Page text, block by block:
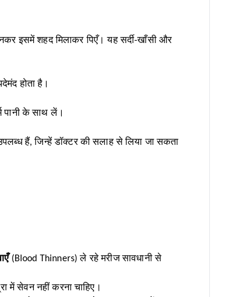
इसमें शहद मिलाकर पिएँ। यह सर्दी-खाँसी और
होता है।
पानी के साथ लें।
हैं, जिन्हें डॉक्टर की सलाह से लिया जा सकता
(Blood Thinners) ले रहे मरीज सावधानी से
में सेवन नहीं करना चाहिए।